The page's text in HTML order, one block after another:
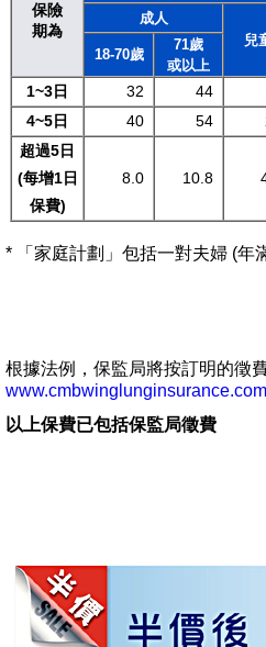
保險
期為
成人
兒
18-70歲
71歲
或以上
1~3日 32 44
4~5日
40 54
超過5日
(每增1日
保費)
8.0 10.8
* 「家庭計劃」包括一對夫婦 (年
根據法例，保監局將按訂明的徵
www.cmbwinglunginsurance.com
以上保費已包括保監局徵費